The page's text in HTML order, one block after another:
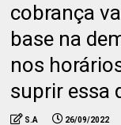
cobrança
base na
nos
suprir essa
S.A 26/09/2022